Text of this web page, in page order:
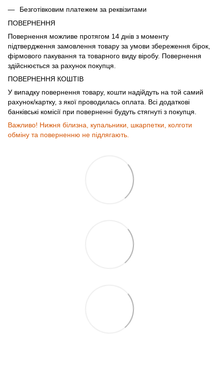
Безготівковим платежем за реквізитами
ПОВЕРНЕННЯ
Повернення можливе протягом 14 днів з моменту
підтвердження замовлення товару за умови збереження бірок,
фірмового пакування та товарного виду віробу. Повернення
здійснюється за рахунок покупця.
ПОВЕРНЕННЯ КОШТІВ
У випадку повернення товару, кошти надійдуть на той самий
рахунок/картку, з якої проводилась оплата. Всі додаткові
банківські комісії при поверненні будуть стягнуті з покупця.
Важливо! Нижня білизна, купальники, шкарпетки, колготи
обміну та поверненню не підлягають.